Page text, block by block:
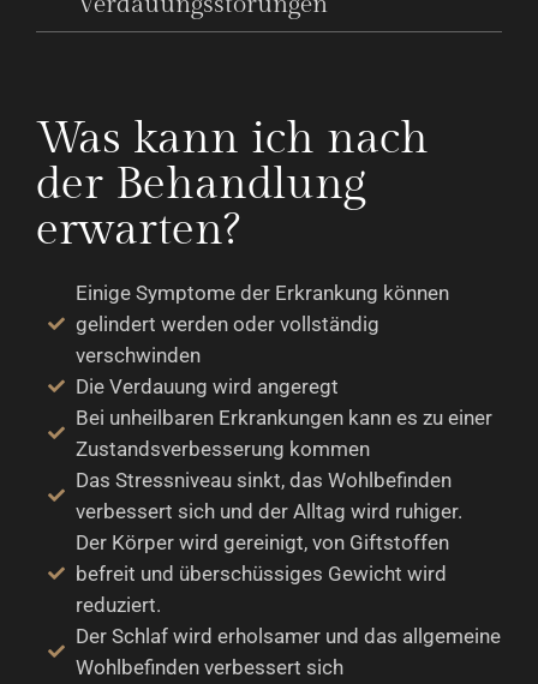
Was kann ich nach
der Behandlung
erwarten?
Einige Symptome der Erkrankung können
gelindert werden oder vollständig
verschwinden
Die Verdauung wird angeregt
Bei unheilbaren Erkrankungen kann es zu einer
Zustandsverbesserung kommen
Das Stressniveau sinkt, das Wohlbefinden
verbessert sich und der Alltag wird ruhiger.
Der Körper wird gereinigt, von Giftstoffen
befreit und überschüssiges Gewicht wird
reduziert.
Der Schlaf wird erholsamer und das allgemeine
Wohlbefinden verbessert sich